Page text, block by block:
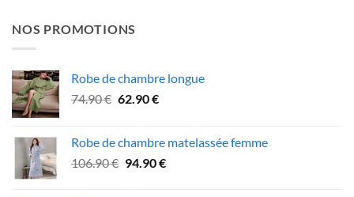
NOS PROMOTIONS
Robe de chambre longue
74.90€ Le
était :
74.90 €.
62.90€Le
est :
62.90 €.
Robe de chambre matelassée femme
106.90€ Le
94.90€Le